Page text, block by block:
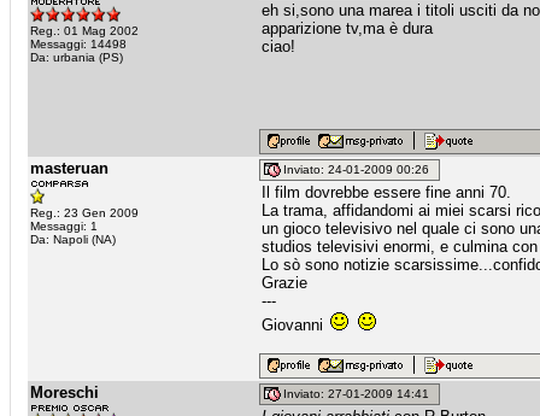
Reg.: 01 Mag 2002
Messaggi: 14498
Da: urbania (PS)
eh si,sono una marea i titoli usciti da
apparizione tv,ma è dura
ciao!
masteruan
Reg.: 23 Gen 2009
Messaggi: 1
Da: Napoli (NA)
Inviato: 24-01-2009 00:26
Il film dovrebbe essere fine anni 70.
La trama, affidandomi ai miei scarsi
un gioco televisivo nel quale ci sono
studios televisivi enormi, e culmina
Lo sò sono notizie
Grazie
---
Giovanni
Moreschi Inviato: 27-01-2009 14:41